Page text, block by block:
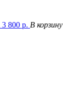
3 800 р. В корзину